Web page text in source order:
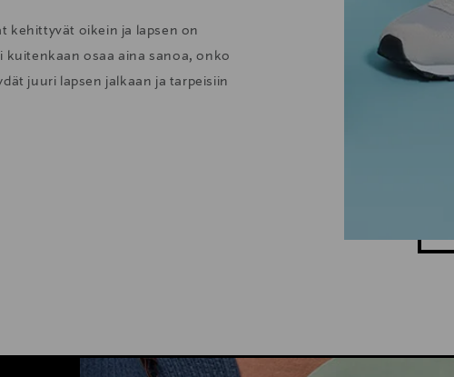
kehittyvät oikein ja lapsen on
kuitenkaan osaa aina sanoa, onko
juuri lapsen jalkaan ja tarpeisiin